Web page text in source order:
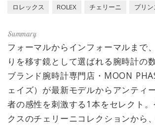
ロレックス
ROLEX チェリーニ プリン
フォーマルからインフォーマルまで
りを移す鏡として選ばれる腕時計の
ブランド腕時計専門店・MOON
ェイズ）が最新モデルからアンティ
者の感性を刺激する1本をセレクト
クスのチェリーニコレクションから